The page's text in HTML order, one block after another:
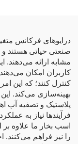
صنعتی حیاتی هستند و
مشابه ارائه می‌دهند.
کاربران امکان
کنترل کنند؛ که این
بهینه‌سازی می‌کند.
پلاستیک و تصفیه آب
اسب بخار ما علاوه
را نیز فراهم می‌کنند.